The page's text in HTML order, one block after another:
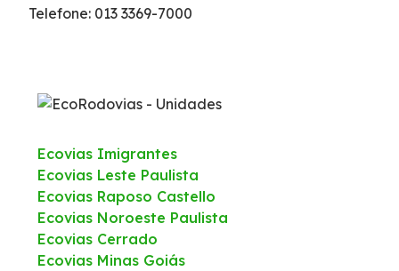
Trabalhe Conosco
Fale Conosco
Telefone: 013 3369-7000
Ecovias Imigrantes
Ecovias Leste Paulista
Ecovias Raposo Castello
Ecovias Noroeste Paulista
Ecovias Cerrado
Ecovias Minas Goiás